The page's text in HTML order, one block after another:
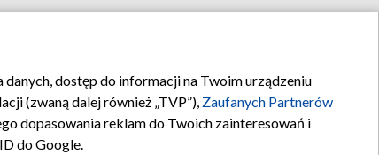
Kontakt
dostęp do informacji na Twoim urządzeniu
(zwaną dalej również „TVP”), Zaufanych Partnerów
dopasowania reklam do Twoich zainteresowań i
do Google.